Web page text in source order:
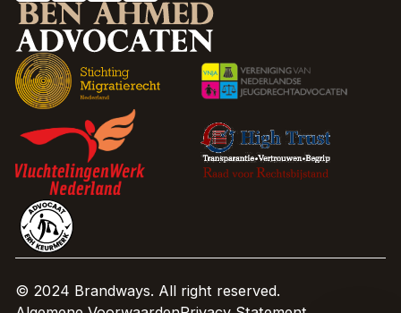
© 2024 Brandways. All right reserved.